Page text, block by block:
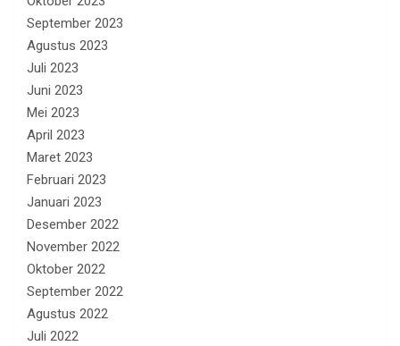
September 2023
Agustus 2023
Juli 2023
Juni 2023
Mei 2023
April 2023
Maret 2023
Februari 2023
Januari 2023
Desember 2022
November 2022
Oktober 2022
September 2022
Agustus 2022
Juli 2022